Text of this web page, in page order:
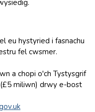
eu hystyried i fasnachu
fel cwsmer.
a chopi o'ch Tystysgrif
miliwn) drwy e-bost